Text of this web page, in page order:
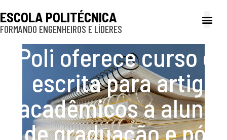
ESCOLA POLITÉCNICA
FORMANDO ENGENHEIROS E LÍDERES
Poli oferece curso de
escrita para artigos
acadêmicos a alunos
de graduação e pós-